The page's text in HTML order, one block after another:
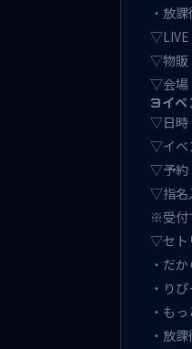
・放
▽物販
▽会場
3イベ
▽日
▽イベ
▽予約
▽指名
※受付
▽セト
・だ
・り
・も
・放